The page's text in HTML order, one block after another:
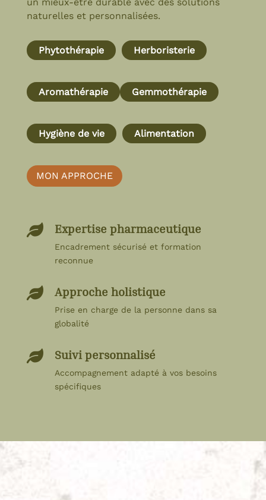
naturelles et personnalisées.
Phytothérapie Herboristerie
Aromathérapie Gemmothérapie
Hygiène de vie Alimentation
MON APPROCHE
 Expertise pharmaceutique
Encadrement sécurisé et formation
reconnue
 Approche holistique
Prise en charge de la personne dans sa
globalité
 Suivi personnalisé
Accompagnement adapté à vos besoins
spécifiques